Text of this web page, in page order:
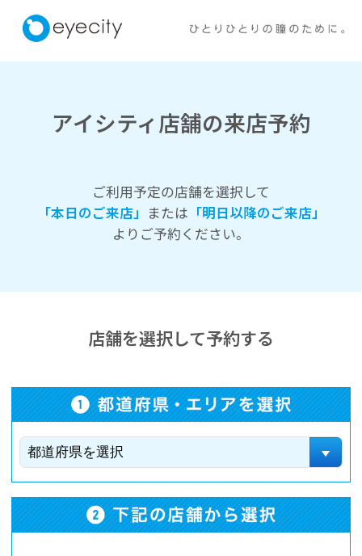
ご利用予定の店舗を選択して
店舗を選択して予約する